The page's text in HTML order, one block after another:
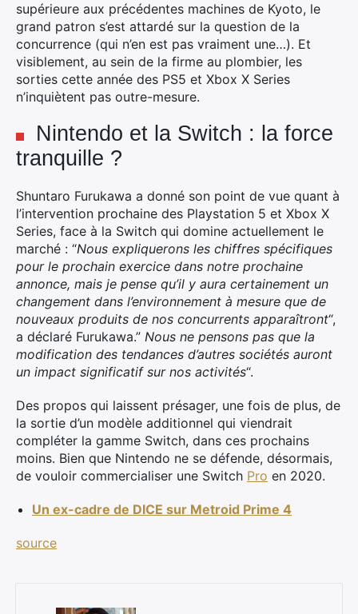
supérieure aux précédentes machines de Kyoto, le
grand patron s’est attardé sur la question de la
concurrence (qui n’en est pas vraiment une…). Et
visiblement, au sein de la firme au plombier, les
sorties cette année des PS5 et Xbox X Series
n’inquiètent pas outre-mesure.
Nintendo et la Switch : la force
tranquille ?
Shuntaro Furukawa a donné son point de vue quant à
l’intervention prochaine des Playstation 5 et Xbox X
Series, face à la Switch qui domine actuellement le
marché : “Nous expliquerons les chiffres spécifiques
pour le prochain exercice dans notre prochaine
annonce, mais je pense qu’il y aura certainement un
changement dans l’environnement à mesure que de
nouveaux produits de nos concurrents apparaîtront“,
a déclaré Furukawa.” Nous ne pensons pas que la
modification des tendances d’autres sociétés auront
un impact significatif sur nos activités“.
Des propos qui laissent présager, une fois de plus, de
la sortie d’un modèle additionnel qui viendrait
compléter la gamme Switch, dans ces prochains
moins. Bien que Nintendo ne se défende, désormais,
de vouloir commercialiser une Switch Pro en 2020.
Un ex-cadre de DICE sur Metroid Prime 4
source